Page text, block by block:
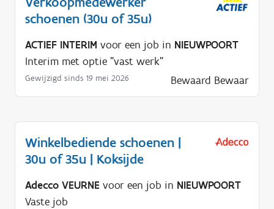
schoenen (30u of 35u)
ACTIEF INTERIM voor een job in NIEUWPOORT
Interim met optie "vast werk"
Gewijzigd sinds 19 mei 2026 Bewaard Bewaar
Winkelbediende schoenen |
30u of 35u | Koksijde
Adecco VEURNE voor een job in NIEUWPOORT
Vaste job